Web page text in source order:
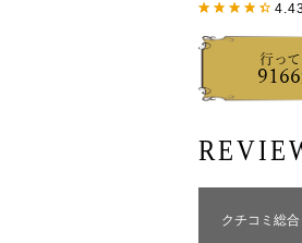
行っ
9166
クチコミ総合